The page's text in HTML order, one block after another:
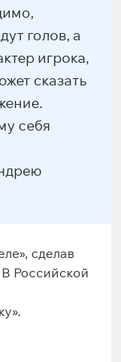
голов, а
игрока,
сказать
себя
сделав
Российской